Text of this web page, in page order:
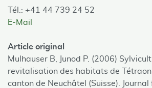
Tél.: +41 44 739 24 52
E-Mail
Article original
Mulhauser B, Junod P. (2006)
revitalisation des habitats de
canton de Neuchâtel (Suisse). Journal